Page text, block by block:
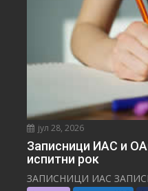
јул 28, 2026
Записници ИАС и
испитни рок
ЗАПИСНИЦИ ИАС